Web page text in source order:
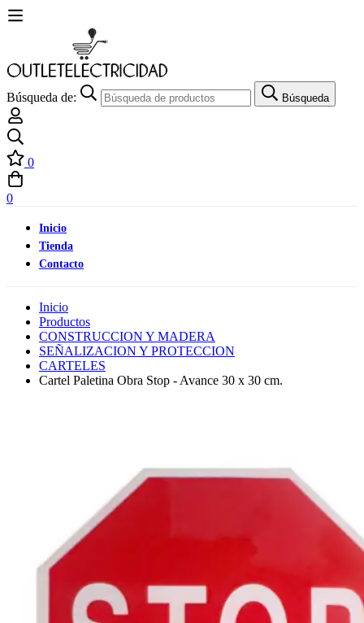
Búsqueda de: Búsqueda
0
0
Inicio
Tienda
Contacto
Inicio
Productos
CONSTRUCCION Y MADERA
SEÑALIZACION Y PROTECCION
CARTELES
Cartel Paletina Obra Stop - Avance 30 x 30 cm.